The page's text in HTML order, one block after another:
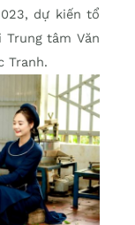
dự kiến tổ
Trung tâm Văn
Tranh.